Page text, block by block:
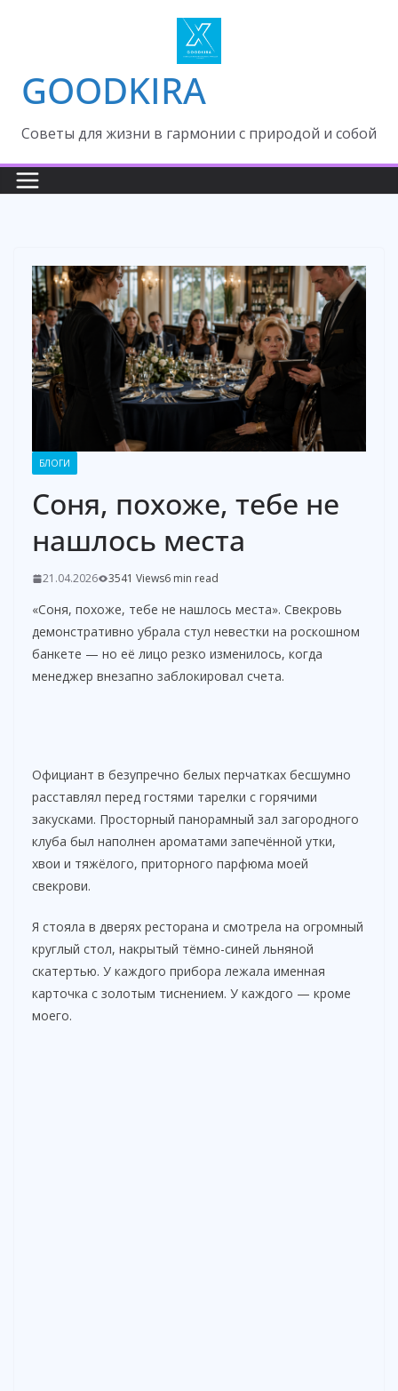
GOODKIRA
Cоветы для жизни в гармонии с природой и собой
БЛОГИ
Соня, похоже, тебе не
нашлось места
21.04.2026 3541 Views6 min read
«Соня, похоже, тебе не нашлось места». Свекровь
демонстративно убрала стул невестки на роскошном
банкете — но её лицо резко изменилось, когда
менеджер внезапно заблокировал счета.
Официант в безупречно белых перчатках бесшумно
расставлял перед гостями тарелки с горячими
закусками. Просторный панорамный зал загородного
клуба был наполнен ароматами запечённой утки,
хвои и тяжёлого, приторного парфюма моей
свекрови.
Я стояла в дверях ресторана и смотрела на огромный
круглый стол, накрытый тёмно-синей льняной
скатертью. У каждого прибора лежала именная
карточка с золотым тиснением. У каждого — кроме
моего.